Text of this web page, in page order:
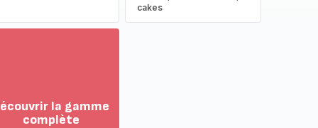
cakes
la gamme
complète